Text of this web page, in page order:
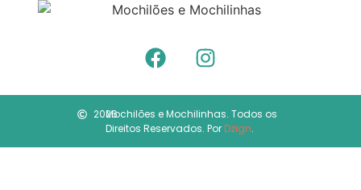
2026Mochilões e Mochilinhas. Todos os
Direitos Reservados. PorDzign.